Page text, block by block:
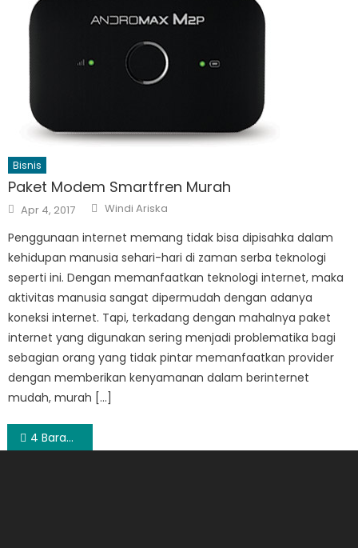
Bisnis
Paket Modem Smartfren Murah
Posted
on
Apr 4, 2017 Author
Windi Ariska
Penggunaan internet memang tidak bisa dipisahka dalam
kehidupan manusia sehari-hari di zaman serba teknologi
seperti ini. Dengan memanfaatkan teknologi internet, maka
aktivitas manusia sangat dipermudah dengan adanya
koneksi internet. Tapi, terkadang dengan mahalnya paket
internet yang digunakan sering menjadi problematika bagi
sebagian orang yang tidak pintar memanfaatkan provider
dengan memberikan kenyamanan dalam berinternet
mudah, murah […]
Post
4 Barang yang Harus Kamu Beli Saat Flash Sale di Fitco.id